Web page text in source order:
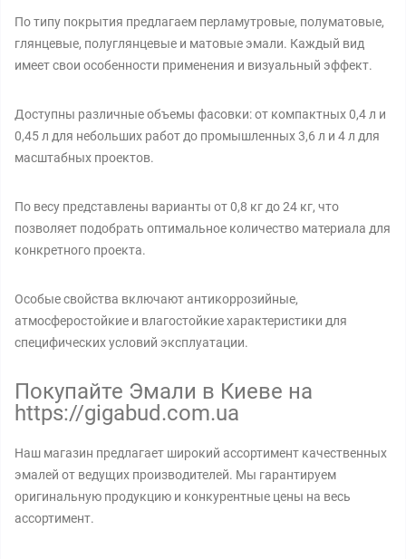
По типу покрытия предлагаем перламутровые, полуматовые,
глянцевые, полуглянцевые и матовые эмали. Каждый вид
имеет свои особенности применения и визуальный эффект.
Доступны различные объемы фасовки: от компактных 0,4 л и
0,45 л для небольших работ до промышленных 3,6 л и 4 л для
масштабных проектов.
По весу представлены варианты от 0,8 кг до 24 кг, что
позволяет подобрать оптимальное количество материала для
конкретного проекта.
Особые свойства включают антикоррозийные,
атмосферостойкие и влагостойкие характеристики для
специфических условий эксплуатации.
Покупайте Эмали в Киеве на
https://gigabud.com.ua
Наш магазин предлагает широкий ассортимент качественных
эмалей от ведущих производителей. Мы гарантируем
оригинальную продукцию и конкурентные цены на весь
ассортимент.